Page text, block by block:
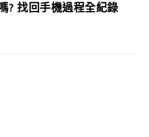
? 找回手機過程全紀錄